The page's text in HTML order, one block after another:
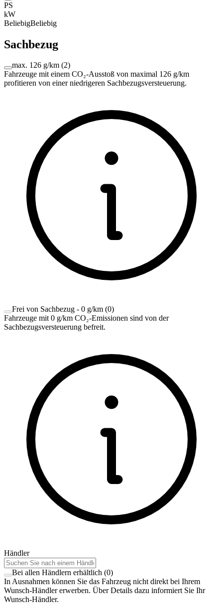
PS
kW
BeliebigBeliebig
Sachbezug
max. 126 g/km (2)
Fahrzeuge mit einem CO₂-Ausstoß von maximal 126 g/km
profitieren von einer niedrigeren Sachbezugsversteuerung.
Frei von Sachbezug - 0 g/km (0)
Fahrzeuge mit 0 g/km CO₂-Emissionen sind von der
Sachbezugsversteuerung befreit.
Händler
Bei allen Händlern erhältlich (0)
In Ausnahmen können Sie das Fahrzeug nicht direkt bei Ihrem
Wunsch-Händler erwerben. Über Details dazu informiert Sie Ihr
Wunsch-Händler.